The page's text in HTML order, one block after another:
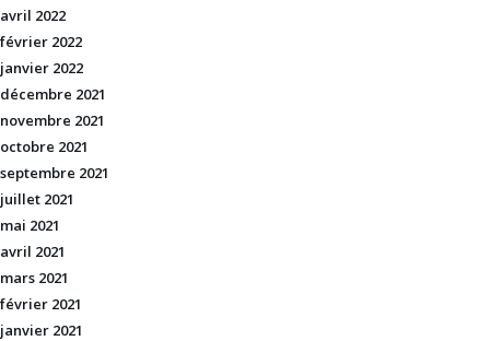
avril 2022
février 2022
janvier 2022
décembre 2021
novembre 2021
octobre 2021
septembre 2021
juillet 2021
mai 2021
avril 2021
mars 2021
février 2021
janvier 2021